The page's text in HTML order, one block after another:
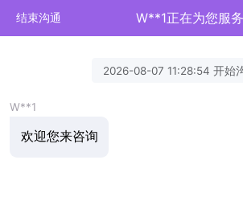
结束沟通 W**1正在为您服务
2026-08-07 11:28:54 开始
W**1
欢迎您来咨询